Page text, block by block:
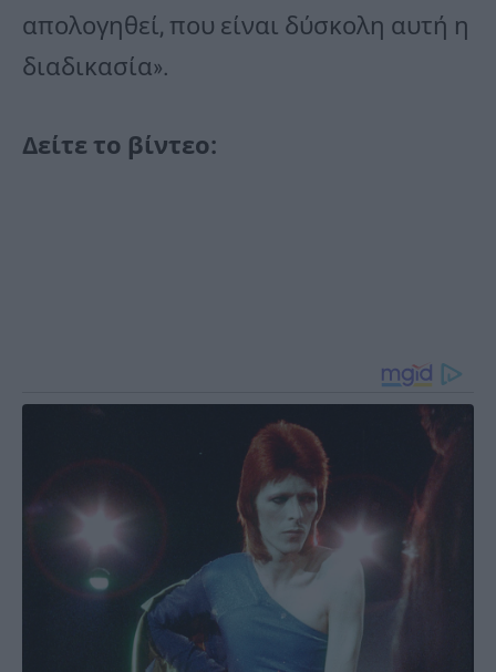
απολογηθεί, που είναι δύσκολη αυτή η
διαδικασία».
Δείτε το βίντεο: